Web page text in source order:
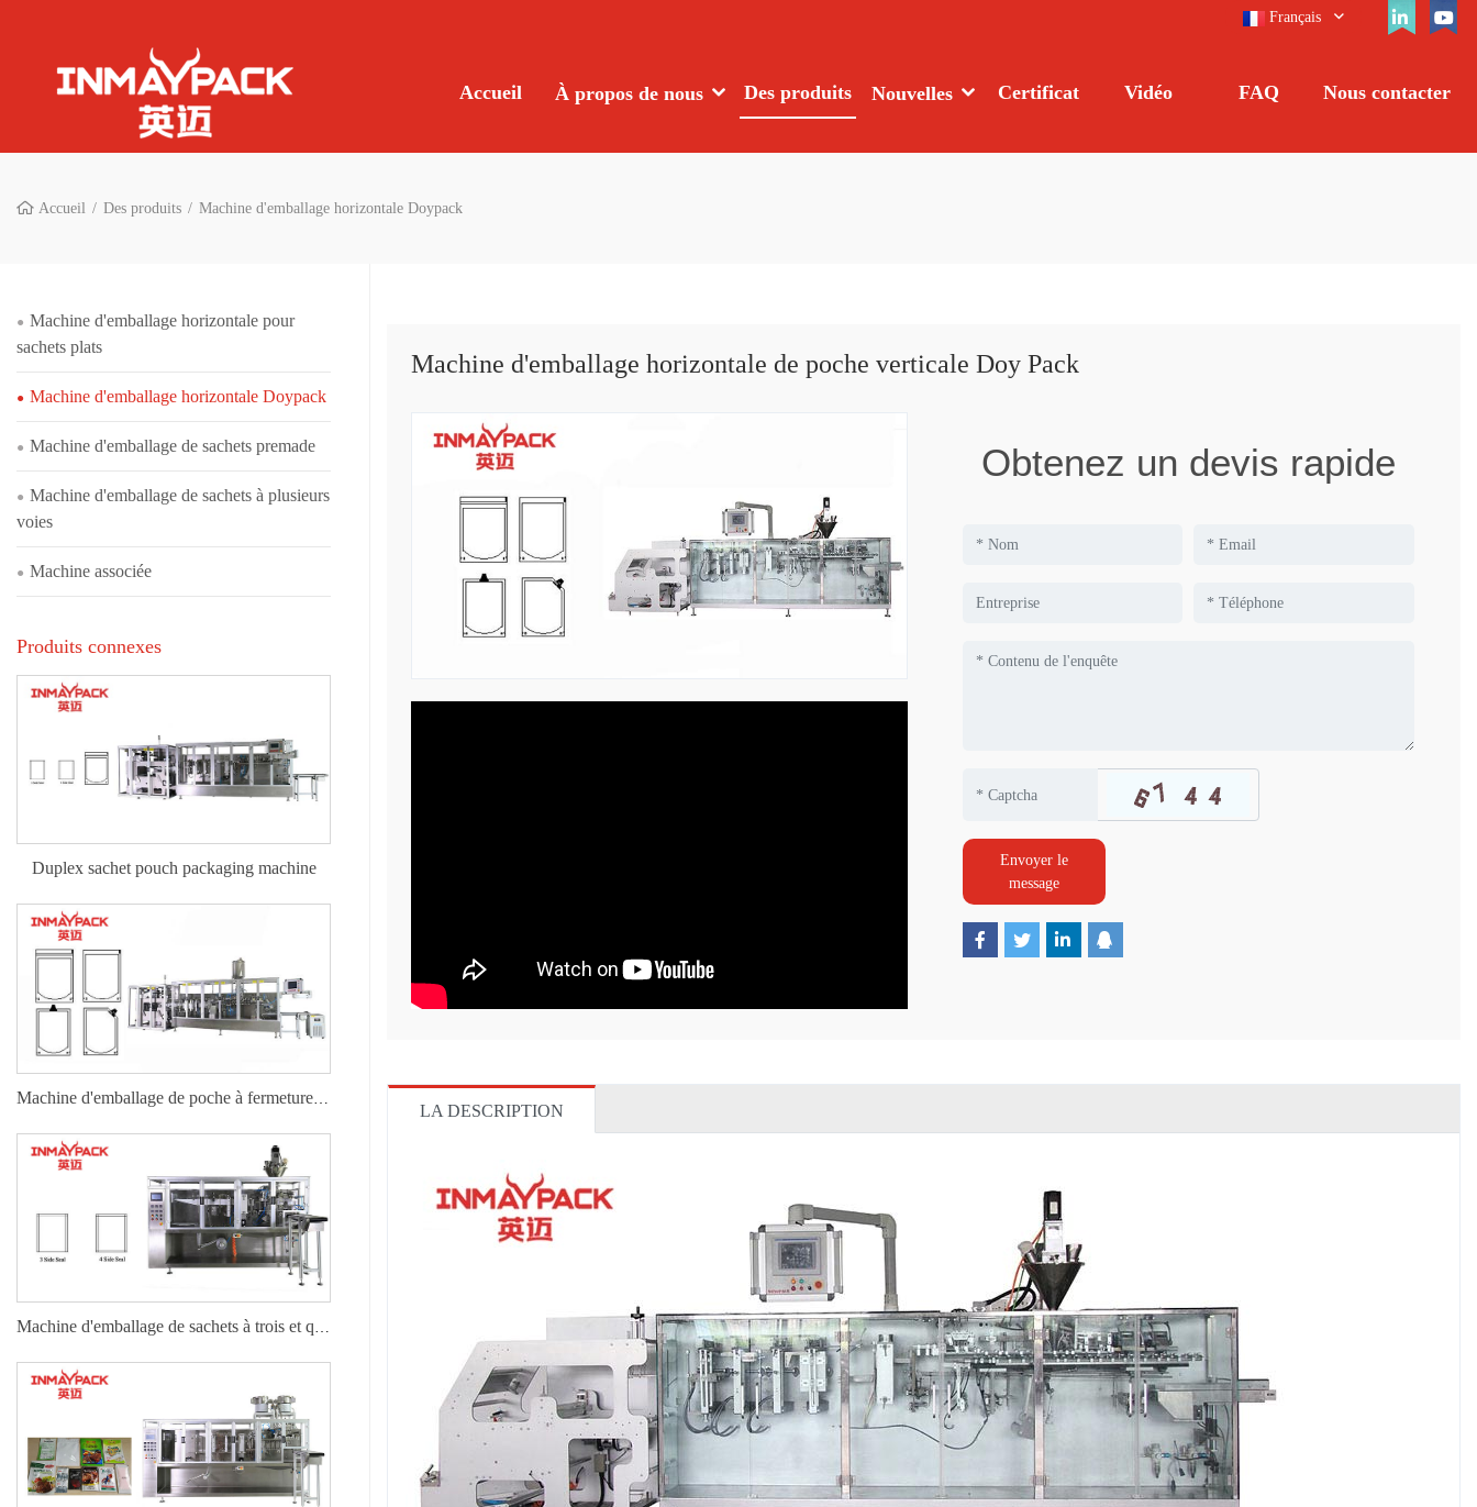
Français
Accueil À propos de nous Des produits Nouvelles Certificat Vidéo FAQ Nous contacter
Accueil Des produits Machine d'emballage horizontale Doypack
Machine d'emballage horizontale de poche verticale Doy Pack
Obtenez un devis rapide
Envoyer le
message
LA DESCRIPTION
Machine d'emballage horizontale pour
sachets plats
Machine d'emballage horizontale Doypack
Machine d'emballage de sachets premade
Machine d'emballage de sachets à plusieurs
voies
Machine associée
Produits connexes
Duplex sachet pouch packaging machine
Machine d'emballage de sachets à trois et quatre côtés